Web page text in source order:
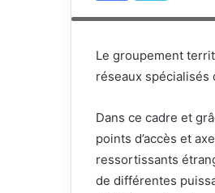
Le groupement
réseaux spécialisés
Dans ce cadre et
points d’accès et
ressortissants
de différentes